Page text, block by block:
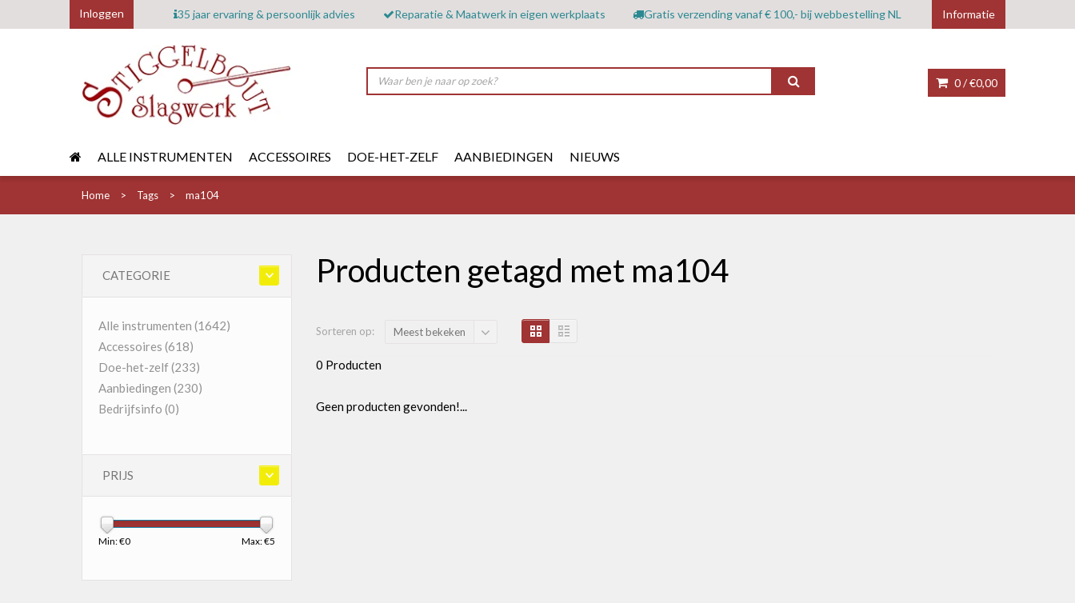
Inloggen 35 jaar ervaring & persoonlijk advies Reparatie & Maatwerk in eigen werkplaats Gratis verzending vanaf € 100,- bij webbestelling NL Informatie
0 /€0,00
ALLE INSTRUMENTEN ACCESSOIRES DOE-HET-ZELF AANBIEDINGEN NIEUWS
Home Tags ma104
CATEGORIE
Alle instrumenten (1642)
Accessoires (618)
Doe-het-zelf(233)
Aanbiedingen (230)
Bedrijfsinfo (0)
PRIJS
Min: €0 Max: €5
Producten getagd met ma104
Sorteren op: Meest bekeken
0 Producten
Geen producten gevonden!...